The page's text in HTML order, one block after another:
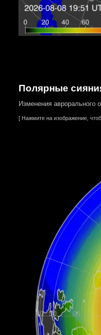
Полярные
Изменения аврорального
[ Нажмите на изображение,